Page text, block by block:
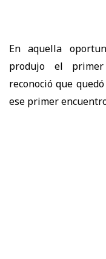
En aquella
produjo el
reconoció que
ese primer